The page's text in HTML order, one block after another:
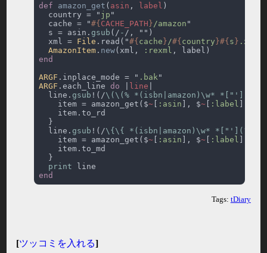
def amazon_get ( asin , label
  country = "
jp
  cache = "
#{ CACHE_PATH } /amazon
  s = asin.
gsub (/ -
  xml =
File .read("#{ cache } /#{ country }#{ s } .xml
AmazonItem . new(xml, :rexml
ARGF .inplace_mode = " .bak
ARGF .each_line do line
  line.
gsub !(/\(\(% *(isbn|amazon)\w*
    item = amazon_get($
~ :asin ], $~ :label
  line.
gsub !(/\{\{ *(isbn|amazon)\w*
    item = amazon_get($
~ :asin ], $~ :label
print
Tags: tDiary
[ツッコミを入れる]